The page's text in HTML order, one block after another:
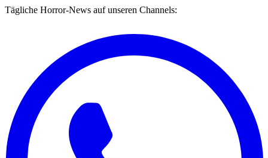
Tägliche Horror-News auf unseren Channels: